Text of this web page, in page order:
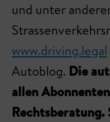
und unter
www.driving.legal
Autoblog. Die
allen
Rechtsberatung.